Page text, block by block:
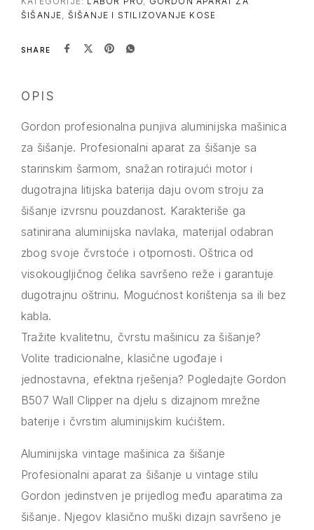
ŠIŠANJE, ŠIŠANJE I STILIZOVANJE KOSE
SHARE
OPIS
Gordon profesionalna punjiva aluminijska mašinica
za šišanje. Profesionalni aparat za šišanje sa
starinskim šarmom, snažan rotirajući motor i
dugotrajna litijska baterija daju ovom stroju za
šišanje izvrsnu pouzdanost. Karakteriše ga
satinirana aluminijska navlaka, materijal odabran
zbog svoje čvrstoće i otpornosti. Oštrica od
visokougljičnog čelika savršeno reže i garantuje
dugotrajnu oštrinu. Mogućnost korištenja sa ili bez
kabla.
Tražite kvalitetnu, čvrstu mašinicu za šišanje?
Volite tradicionalne, klasične ugođaje i
jednostavna, efektna rješenja? Pogledajte Gordon
B507 Wall Clipper na djelu s dizajnom mrežne
baterije i čvrstim aluminijskim kućištem.
Aluminijska vintage mašinica za šišanje
Profesionalni aparat za šišanje u vintage stilu
Gordon jedinstven je prijedlog među aparatima za
šišanje. Njegov klasično muški dizajn savršeno je